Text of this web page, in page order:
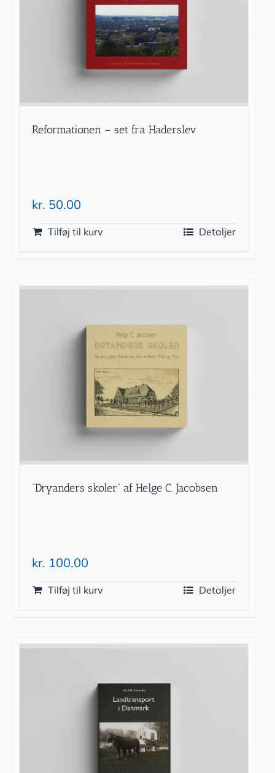
Reformationen – set fra Haderslev
kr. 50.00
Tilføj til kurv Detaljer
“Dryanders skoler” af Helge C. Jacobsen
kr. 100.00
Tilføj til kurv Detaljer